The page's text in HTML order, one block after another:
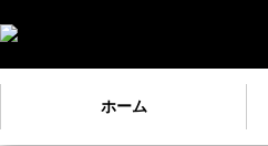
ホーム